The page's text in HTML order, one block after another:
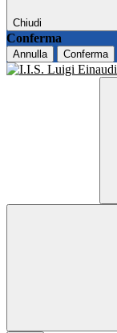
Chiudi
Conferma
Annulla Conferma